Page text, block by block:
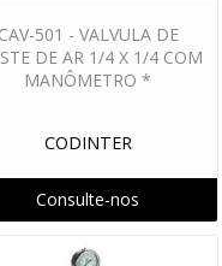
CAV-501 - VALVULA DE
DE AR 1/4 X 1/4 COM
MANÔMETRO *
CODINTER
Consulte-nos